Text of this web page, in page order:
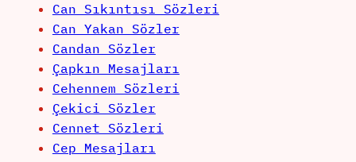
Can Sıkıntısı Sözleri
Can Yakan Sözler
Candan Sözler
Çapkın Mesajları
Cehennem Sözleri
Çekici Sözler
Cennet Sözleri
Cep Mesajları